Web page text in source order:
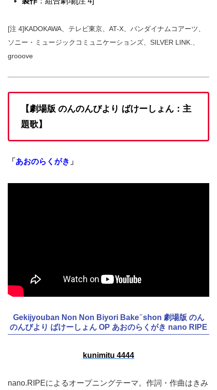
[注 4]KADOKAWA、テレビ東京、AT-X、バンダイナムコアーツ、
ソニー・ミュージックコミュニケーションズ、SILVER LINK.、
grooove
【劇場版 のんのんびより ばけーしょん：主
題歌】
「 あおのらくがき 」
Gekijyouban Non Non Biyori Bake ̄ shon 劇場版 のん
のんびより ばけーしょん OP あおのらくがき nano RIPE
kunimitu 4444
nano.RIPEによるオープニングテーマ。作詞・作曲はきみ